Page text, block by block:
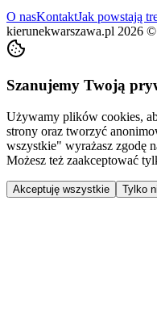
O nasKontaktJak powstają
kierunekwarszawa.pl 2026 ©
Szanujemy Twoją
Używamy plików cookies,
strony oraz tworzyć
wszystkie" wyrażasz zgodę
Możesz też zaakceptować
Akceptuję wszystkie Tylko